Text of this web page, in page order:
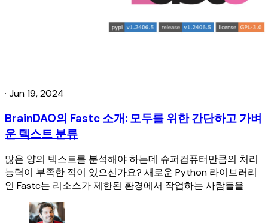
· Jun 19, 2024
BrainDAO의 Fastc 소개: 모두를 위한 간단하고 가벼
운 텍스트 분류
많은 양의 텍스트를 분석해야 하는데 슈퍼컴퓨터만큼의 처리
능력이 부족한 적이 있으신가요? 새로운 Python 라이브러리
인 Fastc는 리소스가 제한된 환경에서 작업하는 사람들을